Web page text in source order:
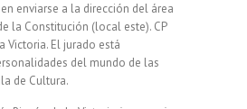
enviarse a la dirección del área
la Constitución (local este). CP
Victoria. El jurado está
del mundo de las
de Cultura.